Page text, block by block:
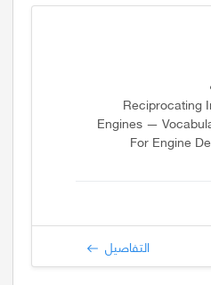
Reciprocating
Engines —
For Engine
التفاصيل